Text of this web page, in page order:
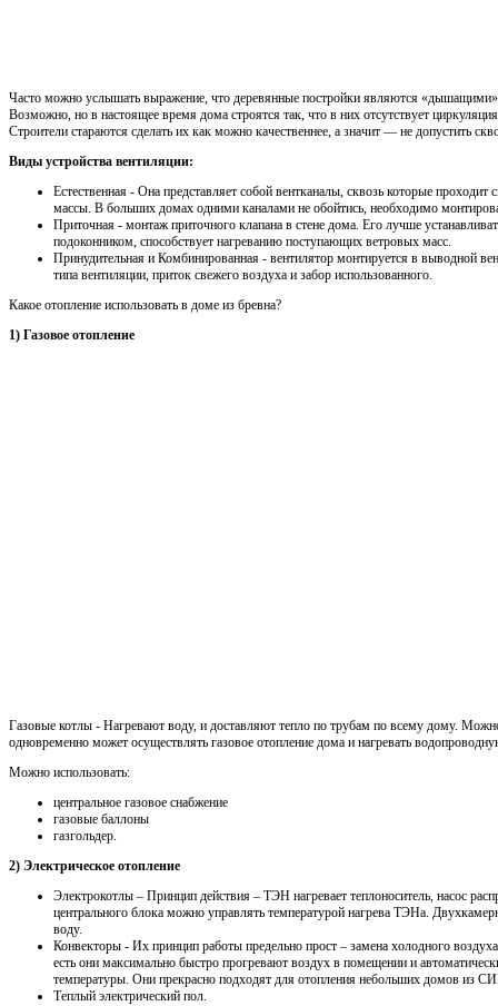
Часто можно услышать выражение, что деревянные постройки являются
Возможно, но в настоящее время дома строятся так, что в них отсутствует
Строители стараются сделать их как можно качественнее, а значит — не допустить
Виды устройства вентиляции:
Естественная - Она представляет собой вентканалы, сквозь которые
массы. В больших домах одними каналами не обойтись, необходимо
Приточная - монтаж приточного клапана в стене дома. Его лучше
подоконником, способствует нагреванию поступающих ветровых масс.
Принудительная и Комбинированная - вентилятор монтируется в выводной
типа вентиляции, приток свежего воздуха и забор использованного.
Какое отопление использовать в доме из бревна?
1) Газовое отопление
Газовые котлы - Нагревают воду, и доставляют тепло по трубам по всему дому.
одновременно может осуществлять газовое отопление дома и нагревать
Можно использовать:
центральное газовое снабжение
газовые баллоны
газгольдер.
2) Электрическое отопление
Электрокотлы – Принцип действия – ТЭН нагревает теплоноситель, насос
центрального блока можно управлять температурой нагрева ТЭНа.
воду.
Конвекторы - Их принцип работы предельно прост – замена холодного
есть они максимально быстро прогревают воздух в помещении и
температуры. Они прекрасно подходят для отопления небольших домов из
Теплый электрический пол.